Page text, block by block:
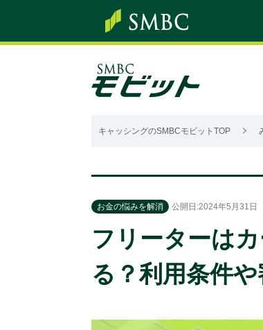
キャッシングのSMBCモビットTOP
お金の悩みを解消 公開日:2024年5月31日
フリーターは
る？利用条件